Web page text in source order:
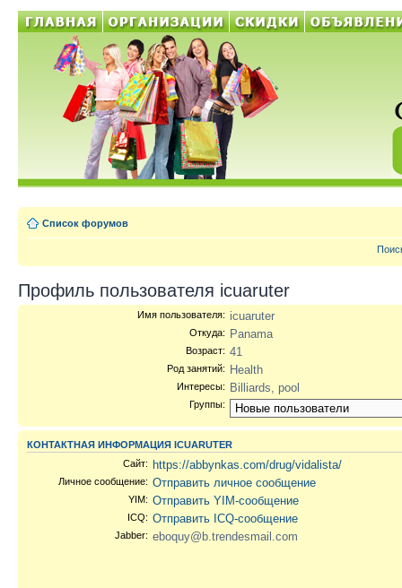
Список форумов
Профиль пользователя icuaruter
Имя пользователя: icuaruter
Откуда: Panama
Возраст: 41
Род занятий: Health
Интересы: Billiards, pool
Группы:
КОНТАКТНАЯ ИНФОРМАЦИЯ ICUARUTER
Сайт: https://abbynkas.com/drug/vidalista/
Личное сообщение: Отправить личное сообщение
YIM: Отправить YIM-сообщение
ICQ: Отправить ICQ-сообщение
Jabber: eboquy@b.trendesmail.com